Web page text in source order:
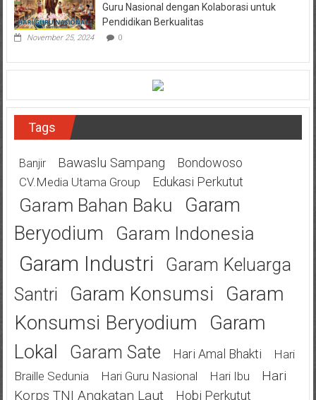
Guru Nasional dengan Kolaborasi untuk
Pendidikan Berkualitas
November 25, 2024 0
Tags
Banjir Bawaslu Sampang Bondowoso
CV.Media Utama Group Edukasi Perkutut
Garam Bahan Baku
Garam
Beryodium
Garam Indonesia
Garam Industri
Garam Keluarga
Santri
Garam Konsumsi
Garam
Konsumsi Beryodium
Garam
Lokal
Garam Sate Hari Amal Bhakti
Hari
Braille Sedunia
Hari Guru Nasional Hari Ibu
Hari
Korps TNI Angkatan Laut
Hobi Perkutut